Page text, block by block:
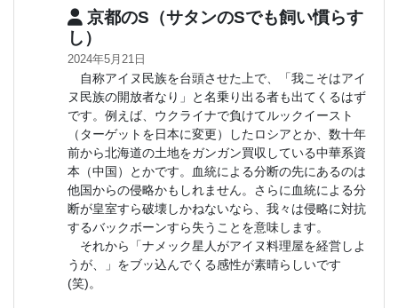
京都のS（サタンのSでも飼い慣らす
し）
2024年5月21日
自称アイヌ民族を台頭させた上で、「我こそはアイ
ヌ民族の開放者なり」と名乗り出る者も出てくるはず
です。例えば、ウクライナで負けてルックイースト
（ターゲットを日本に変更）したロシアとか、数十年
前から北海道の土地をガンガン買収している中華系資
本（中国）とかです。血統による分断の先にあるのは
他国からの侵略かもしれません。さらに血統による分
断が皇室すら破壊しかねないなら、我々は侵略に対抗
するバックボーンすら失うことを意味します。
それから「ナメック星人がアイヌ料理屋を経営しよ
うが、」をブッ込んでくる感性が素晴らしいです
(笑)。